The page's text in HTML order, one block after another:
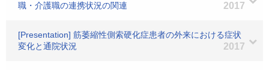
職・介護職の連携状況の関連
2017
[Presentation] 筋萎縮性側索硬化症患者の外来における症状
変化と通院状況
2017